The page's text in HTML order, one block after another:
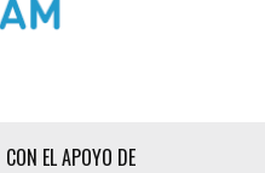
CON EL APOYO DE